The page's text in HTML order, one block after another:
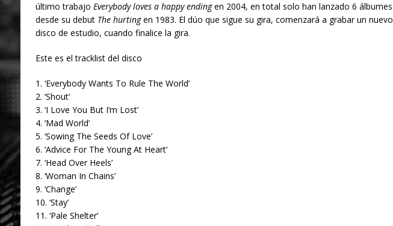
último trabajo Everybody loves a happy endingen 2004, en total solo han lanzado 6 álbumes
desde su debut The hurtingen 1983. El dúo que sigue su gira, comenzará a grabar un nuevo
disco de estudio, cuando finalice la gira.
Este es el tracklist del disco
1. ‘Everybody Wants To Rule The World’
2. ‘Shout’
3. ‘I Love You But I’m Lost’
4. ‘Mad World’
5. ‘Sowing The Seeds Of Love’
6. ‘Advice For The Young At Heart’
7. ‘Head Over Heels’
8. ‘Woman In Chains’
9. ‘Change’
10. ‘Stay’
11. ‘Pale Shelter’